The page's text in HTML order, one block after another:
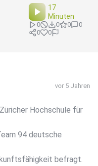
17
Minuten
0 0 0
0
0
0
vor 5 Jahren
Hochschule für
94 deutsche
befragt.